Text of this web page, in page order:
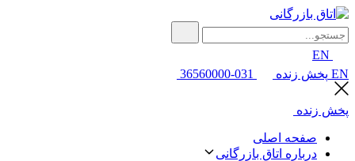
EN
EN پخش زنده 031-36560000
پخش زنده
صفحه اصلی
درباره اتاق بازرگانی